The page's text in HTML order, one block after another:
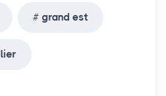
grand est